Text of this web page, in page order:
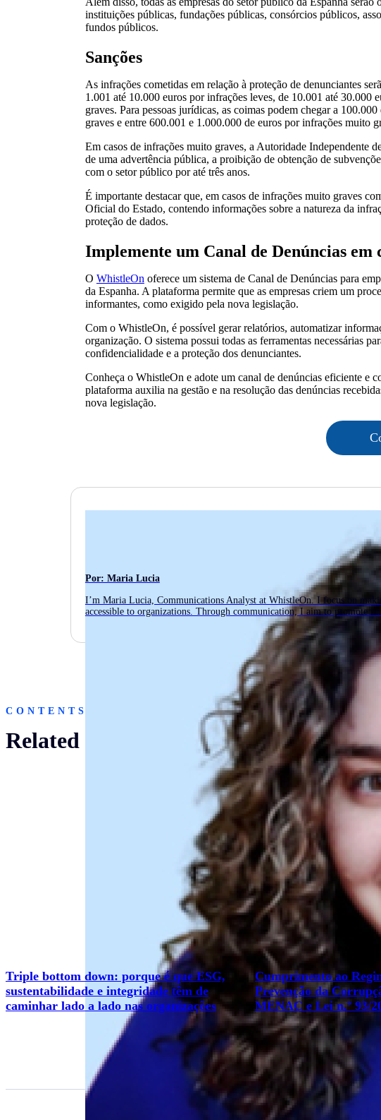
instituições públicas, fundações públicas, consórcios públicos,
fundos públicos.
Sanções
As infrações cometidas em relação à proteção de denunciantes
1.001 até 10.000 euros por infrações leves, de 10.001 até
graves. Para pessoas jurídicas, as coimas podem chegar a
graves e entre 600.001 e 1.000.000 de euros por infrações muito
Em casos de infrações muito graves, a Autoridade Independente
de uma advertência pública, a proibição de obtenção de
com o setor público por até três anos.
É importante destacar que, em casos de infrações muito graves
Oficial do Estado, contendo informações sobre a natureza da
proteção de dados.
Implemente um Canal de Denúncias
O WhistleOn oferece um sistema de Canal de Denúncias para
da Espanha. A plataforma permite que as empresas criem um
informantes, como exigido pela nova legislação.
Com o WhistleOn, é possível gerar relatórios, automatizar
organização. O sistema possui todas as ferramentas necessárias
confidencialidade e a proteção dos denunciantes.
Conheça o WhistleOn e adote um canal de denúncias eficiente e
plataforma auxilia na gestão e na resolução das denúncias
nova legislação.
Por: Maria Lucia
I’m Maria Lucia, Communications Analyst at WhistleOn. I focus on
accessible to organizations. Through communication, I aim to promote
CONTENTS
Related
Triple bottom down: porque é que ESG,
sustentabilidade e integridade têm de
caminhar lado a lado nas organizações
Cumprimento ao
Prevenção da
MENAC e Lei n.º 93/